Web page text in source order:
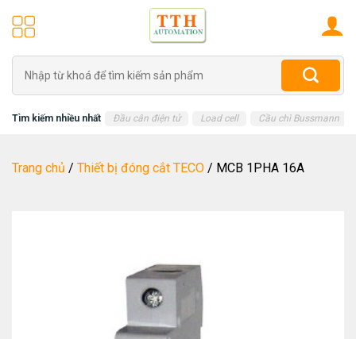
kiếm:
Tìm kiếm nhiều nhất Đầu cân điện tử Load cell Cầu chì Bussmann
Trang chủ / Thiết bị đóng cắt TECO / MCB 1PHA 16A